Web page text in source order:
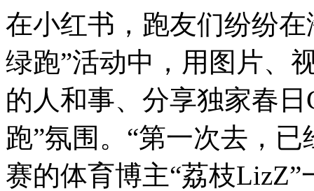
在小红书，跑友们纷纷
绿跑”活动中，用图片、
的人和事、分享独家春
跑”氛围。“第一次去，
赛的体育博主“荔枝